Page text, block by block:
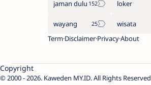
jaman dulu loker
wayang
wisata
Term Disclaimer PrivacyAbout
Copyright
2000 - 2026. Kaweden MY.ID. All Rights Reserved